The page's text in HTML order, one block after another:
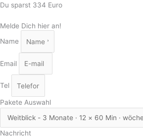
Du sparst 334 Euro
Melde Dich hier an!
Name
Email
Tel
Pakete Auswahl
Nachricht